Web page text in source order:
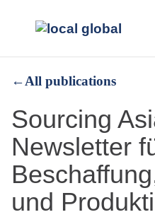
←All publications
Sourcing
Newsletter
und